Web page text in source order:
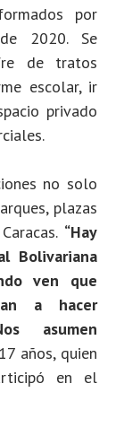
por
2020. Se
de tratos
escolar, ir
privado
no solo
plazas
“Hay
Bolivariana
ven que
a hacer
asumen
años, quien
en el